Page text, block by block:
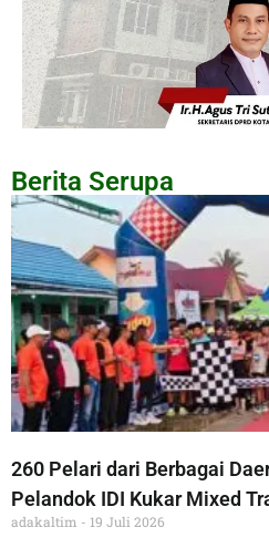
Berita Serupa
260 Pelari dari Berbagai
Pelandok IDI Kukar Mixed
adakaltim 19 Juli 2026